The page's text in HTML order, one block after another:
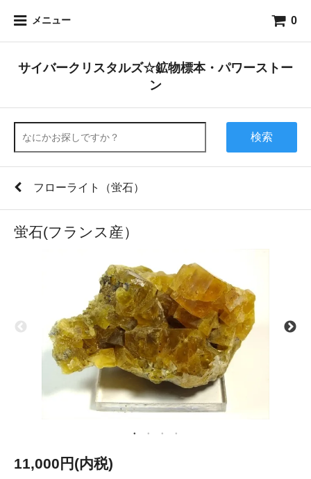
メニュー 0
サイバークリスタルズ☆鉱物標本・パワーストー
ン
検索
フローライト（蛍石）
蛍石(フランス産）
11,000円(内税)